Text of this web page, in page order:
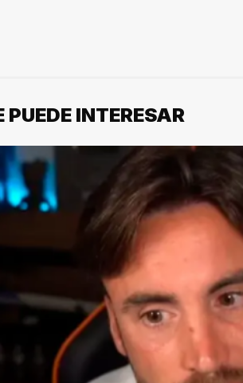
INTERESAR